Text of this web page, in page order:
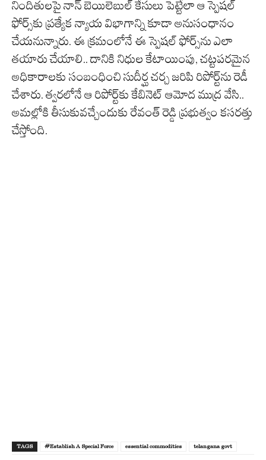
నిందితులపై నాన్ బెయిలెబుల్ కేసులు పెట్టేలా ఆ స్పెషల్
ఫోర్స్‌కు ప్రత్యేక న్యాయ విభాగాన్ని కూడా అనుసంధానం
చేయనున్నారు. ఈ క్రమంలోనే ఈ స్పెషల్ ఫోర్స్‌ను ఎలా
తయారు చేయాలి.. దానికి నిధుల కేటాయింపు, చట్టపరమైన
అధికారాలకు సంబంధించి సుదీర్ఘ చర్చ జరిపి రిపోర్ట్‌ను రెడీ
చేశారు. త్వరలోనే ఆ రిపోర్ట్‌కు కేబినెట్‌ ఆమోద ముద్ర వేసి..
అమల్లోకి తీసుకువచ్చేందుకు రేవంత్ రెడ్డి ప్రభుత్వం కసరత్తు
చేస్తోంది.
TAGS #Establish A Special Force essential commodities telangana govt